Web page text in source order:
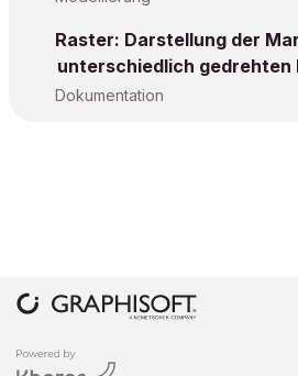
Raster: Darstellung der
unterschiedlich gedrehten
Dokumentation